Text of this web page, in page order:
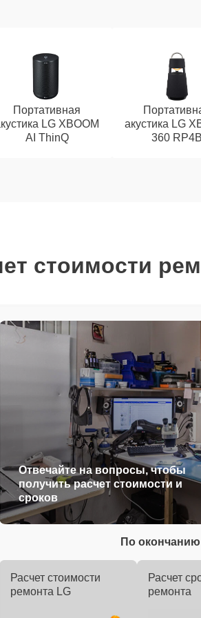
Портативная
LG XBOOM
AI ThinQ
акустика LG
360 RP4B
стоимости
Отвечайте на вопросы, чтобы
получить расчет стоимости и
сроков
По окончанию
Расчет стоимости
ремонта LG
Расчет
ремонта